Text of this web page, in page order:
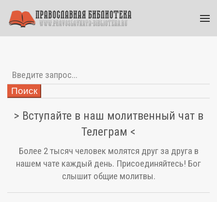
Поиск
> Вступайте в наш молитвенный чат в
Телеграм <
Более 2 тысяч человек молятся друг за друга в
нашем чате каждый день. Присоединяйтесь! Бог
слышит общие молитвы.